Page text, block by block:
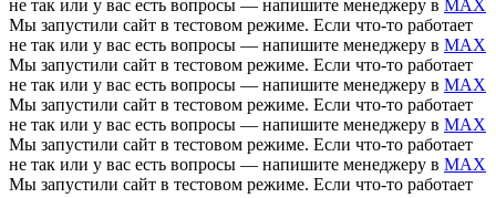
не так или у вас есть вопросы — напишите менеджеру в MAX
Мы запустили сайт в тестовом режиме. Если что-то работает
не так или у вас есть вопросы — напишите менеджеру в MAX
Мы запустили сайт в тестовом режиме. Если что-то работает
не так или у вас есть вопросы — напишите менеджеру в MAX
Мы запустили сайт в тестовом режиме. Если что-то работает
не так или у вас есть вопросы — напишите менеджеру в MAX
Мы запустили сайт в тестовом режиме. Если что-то работает
не так или у вас есть вопросы — напишите менеджеру в MAX
Мы запустили сайт в тестовом режиме. Если что-то работает